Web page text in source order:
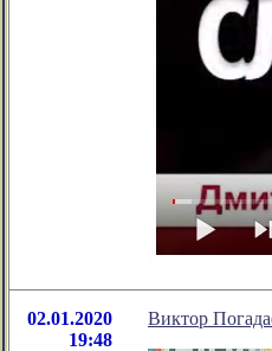
02.01.2020
19:48
Виктор